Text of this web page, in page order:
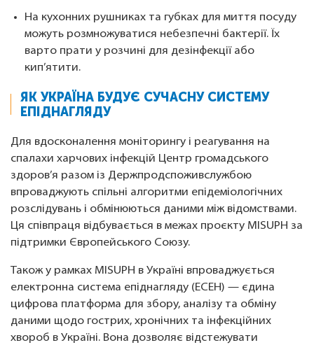
На кухонних рушниках та губках для миття посуду
можуть розмножуватися небезпечні бактерії. Їх
варто прати у розчині для дезінфекції або
кип’ятити.
ЯК УКРАЇНА БУДУЄ СУЧАСНУ СИСТЕМУ
ЕПІДНАГЛЯДУ
Для вдосконалення моніторингу і реагування на
спалахи харчових інфекцій Центр громадського
здоров’я разом із Держпродспоживслужбою
впроваджують спільні алгоритми епідеміологічних
розслідувань і обмінюються даними між відомствами.
Ця співпраця відбувається в межах проєкту MISUPH за
підтримки Європейського Союзу.
Також у рамках MISUPH в Україні впроваджується
електронна система епіднагляду (ЕСЕН) — єдина
цифрова платформа для збору, аналізу та обміну
даними щодо гострих, хронічних та інфекційних
хвороб в Україні. Вона дозволяє відстежувати